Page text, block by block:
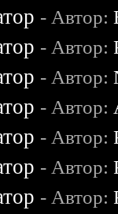
- Автор:
- Автор:
- Автор:
- Автор:
- Автор:
- Автор:
- Автор: